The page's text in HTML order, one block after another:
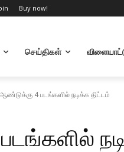
Buy now!
செய்திகள்
ஆண்டுக்கு 4 படங்களில் நடிக்க திட்டம்